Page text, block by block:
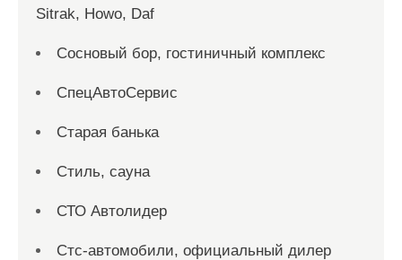
Sitrak, Howo, Daf
Сосновый бор, гостиничный комплекс
СпецАвтоСервис
Старая банька
Стиль, сауна
СТО Автолидер
Стс-автомобили, официальный дилер